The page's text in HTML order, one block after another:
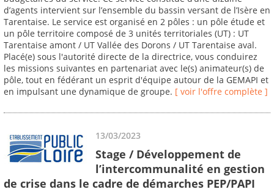
d’agents intervient sur l’ensemble du bassin versant de l’Isère en
Tarentaise. Le service est organisé en 2 pôles : un pôle étude et
un pôle territoire composé de 3 unités territoriales (UT) : UT
Tarentaise amont / UT Vallée des Dorons / UT Tarentaise aval.
Placé(e) sous l'autorité directe de la directrice, vous conduirez
les missions suivantes en partenariat avec le(s) animateur(s) de
pôle, tout en fédérant un esprit d'équipe autour de la GEMAPI et
en impulsant une dynamique de groupe. [ voir l'offre complète ]
13/03/2023
Stage / Développement de
l’intercommunalité en gestion
de crise dans le cadre de démarches PEP/PAPI